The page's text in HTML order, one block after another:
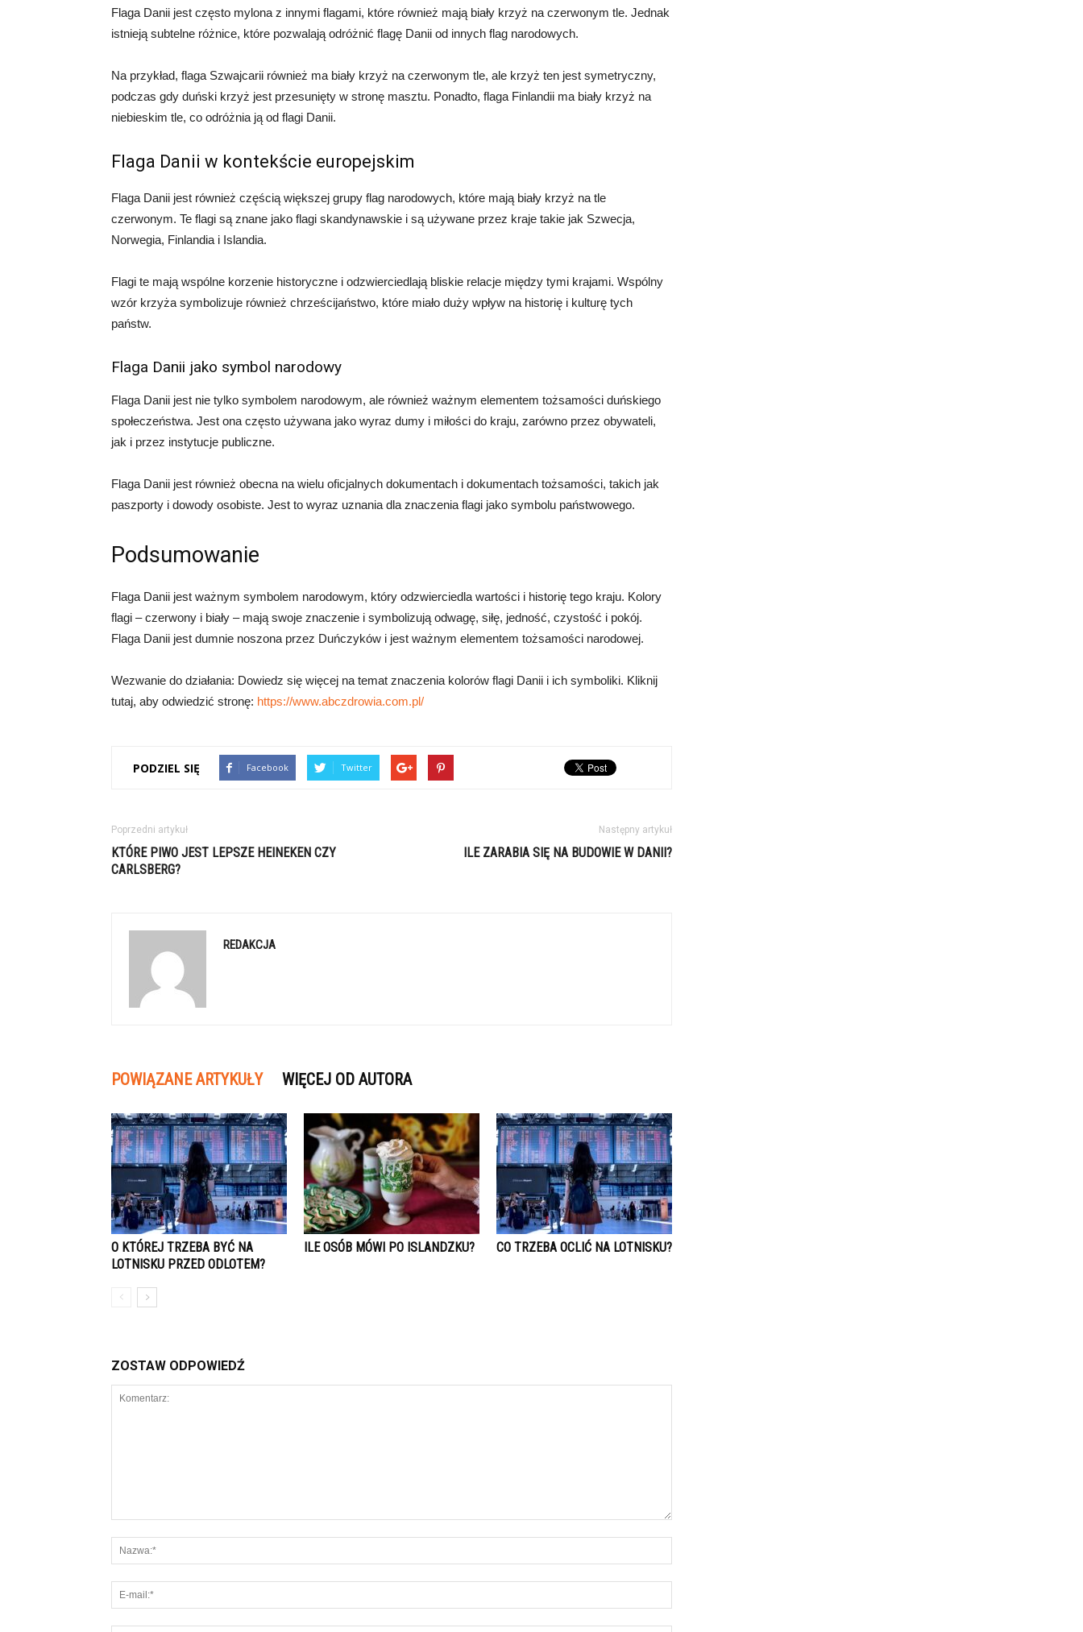
Flaga Danii jest często mylona z innymi flagami, które również mają biały krzyż na czerwonym tle. Jednak
istnieją subtelne różnice, które pozwalają odróżnić flagę Danii od innych flag narodowych.
Na przykład, flaga Szwajcarii również ma biały krzyż na czerwonym tle, ale krzyż ten jest symetryczny,
podczas gdy duński krzyż jest przesunięty w stronę masztu. Ponadto, flaga Finlandii ma biały krzyż na
niebieskim tle, co odróżnia ją od flagi Danii.
Flaga Danii w kontekście europejskim
Flaga Danii jest również częścią większej grupy flag narodowych, które mają biały krzyż na tle
czerwonym. Te flagi są znane jako flagi skandynawskie i są używane przez kraje takie jak Szwecja,
Norwegia, Finlandia i Islandia.
Flagi te mają wspólne korzenie historyczne i odzwierciedlają bliskie relacje między tymi krajami. Wspólny
wzór krzyża symbolizuje również chrześcijaństwo, które miało duży wpływ na historię i kulturę tych
państw.
Flaga Danii jako symbol narodowy
Flaga Danii jest nie tylko symbolem narodowym, ale również ważnym elementem tożsamości duńskiego
społeczeństwa. Jest ona często używana jako wyraz dumy i miłości do kraju, zarówno przez obywateli,
jak i przez instytucje publiczne.
Flaga Danii jest również obecna na wielu oficjalnych dokumentach i dokumentach tożsamości, takich jak
paszporty i dowody osobiste. Jest to wyraz uznania dla znaczenia flagi jako symbolu państwowego.
Podsumowanie
Flaga Danii jest ważnym symbolem narodowym, który odzwierciedla wartości i historię tego kraju. Kolory
flagi – czerwony i biały – mają swoje znaczenie i symbolizują odwagę, siłę, jedność, czystość i pokój.
Flaga Danii jest dumnie noszona przez Duńczyków i jest ważnym elementem tożsamości narodowej.
Wezwanie do działania: Dowiedz się więcej na temat znaczenia kolorów flagi Danii i ich symboliki. Kliknij
tutaj, aby odwiedzić stronę: https://www.abczdrowia.com.pl/
PODZIEL SIĘ Facebook Twitter
Poprzedni artykuł
KTÓRE PIWO JEST LEPSZE HEINEKEN CZY
CARLSBERG?
Następny artykuł
ILE ZARABIA SIĘ NA BUDOWIE W DANII?
REDAKCJA
POWIĄZANE ARTYKUŁY WIĘCEJ OD AUTORA
O KTÓREJ TRZEBA BYĆ NA
LOTNISKU PRZED ODLOTEM?
ILE OSÓB MÓWI PO ISLANDZKU? CO TRZEBA OCLIĆ NA LOTNISKU?
ZOSTAW ODPOWIEDŹ